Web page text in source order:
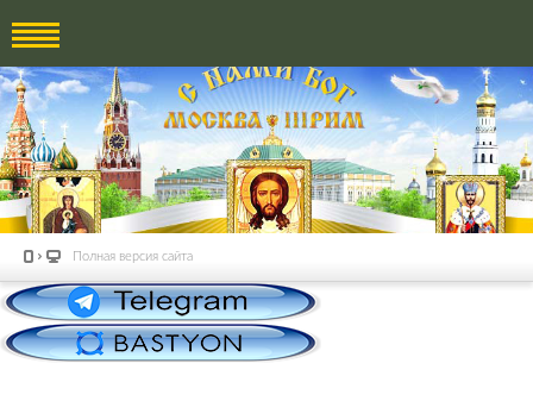
Полная версия сайта